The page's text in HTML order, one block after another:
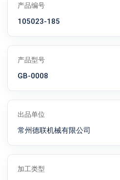
产品编号
105023-185
产品型号
GB-0008
出品单位
常州德联机械有限公司
加工类型